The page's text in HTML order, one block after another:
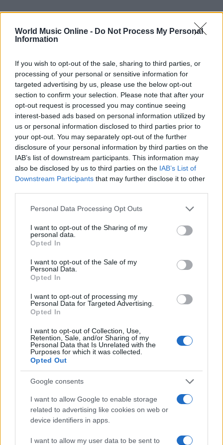
World Music Online - Do Not Process My Personal
Information
If you wish to opt-out of the sale, sharing to third parties, or
processing of your personal or sensitive information for
targeted advertising by us, please use the below opt-out
section to confirm your selection. Please note that after your
opt-out request is processed you may continue seeing
interest-based ads based on personal information utilized by
us or personal information disclosed to third parties prior to
your opt-out. You may separately opt-out of the further
disclosure of your personal information by third parties on the
IAB’s list of downstream participants. This information may
also be disclosed by us to third parties on the IAB’s List of
Downstream Participants that may further disclose it to other
Please note that this website/app uses one or more Google
not limited to your visit or usage behaviour. You may click to
grant or deny consent to Google and its third-party tags to
use your data for below specified purposes in below Google
consent section.
Personal Data Processing Opt Outs
I want to opt-out of the Sharing of my
personal data.
Opted In
I want to opt-out of the Sale of my
Personal Data.
Opted In
I want to opt-out of processing my
Personal Data for Targeted Advertising.
Opted In
I want to opt-out of Collection, Use,
Retention, Sale, and/or Sharing of my
Personal Data that Is Unrelated with the
Purposes for which it was collected.
Opted Out
Google consents
I want to allow Google to enable storage
related to advertising like cookies on web or
device identifiers in apps.
I want to allow my user data to be sent to
Continua a leggere
NEWS
Valle d’Aosta: polemiche tra sindacato e istituzioni per
le supplenze scolastiche